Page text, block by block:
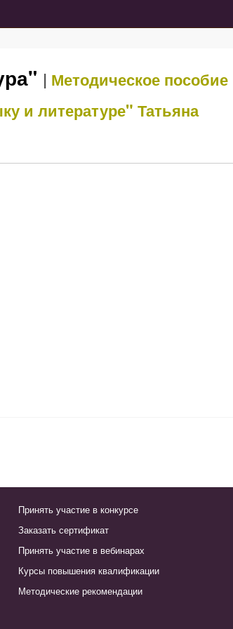
| Методическое пособие
и литературе" Татьяна
Принять участие в конкурсе
Заказать сертификат
Принять участие в вебинарах
Курсы повышения квалификации
Методические рекомендации